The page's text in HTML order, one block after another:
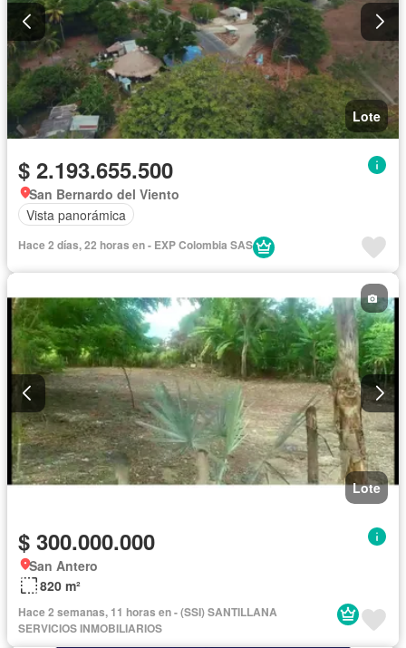
Lote
$ 2.193.655.500
San Bernardo del Viento
Vista panorámica
Hace 2 días, 22 horas en - EXP Colombia SAS
Lote
$ 300.000.000
San Antero
820 m²
Hace 2 semanas, 11 horas en - (SSI) SANTILLANA
SERVICIOS INMOBILIARIOS